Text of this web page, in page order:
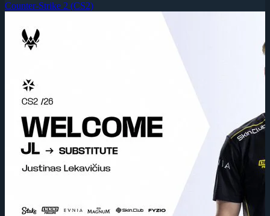
Counter-Strike 2 (CS2)